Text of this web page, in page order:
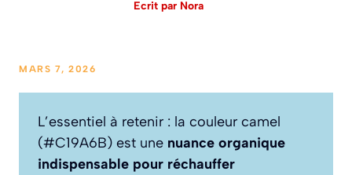
Ecrit par Nora
MARS 7, 2026
L’essentiel à retenir : la couleur camel
(#C19A6B) est une nuance organique
indispensable pour réchauffer